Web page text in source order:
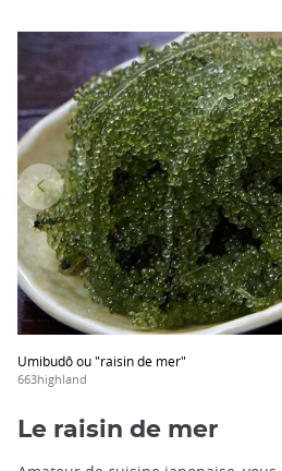
Umibudô ou "raisin de mer"
663highland
Le raisin de mer